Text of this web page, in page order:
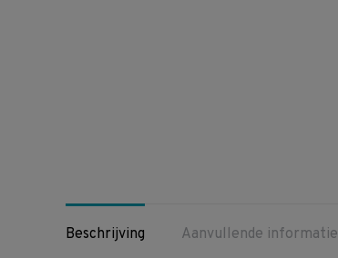
Beschrijving
Aanvullende informatie